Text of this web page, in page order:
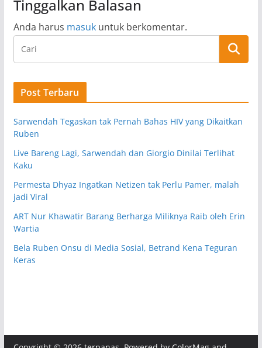
Tinggalkan Balasan
Anda harus masukuntuk berkomentar.
Post Terbaru
Sarwendah Tegaskan tak Pernah Bahas HIV yang Dikaitkan
Ruben
Live Bareng Lagi, Sarwendah dan Giorgio Dinilai Terlihat
Kaku
Permesta Dhyaz Ingatkan Netizen tak Perlu Pamer, malah
jadi Viral
ART Nur Khawatir Barang Berharga Miliknya Raib oleh Erin
Wartia
Bela Ruben Onsu di Media Sosial, Betrand Kena Teguran
Keras